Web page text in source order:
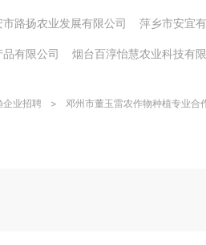
市路扬农业发展有限公司 萍乡市安宜
有限公司 烟台百淳怡慧农业科技有
企业招聘 > 邓州市董玉雷农作物种植专业合